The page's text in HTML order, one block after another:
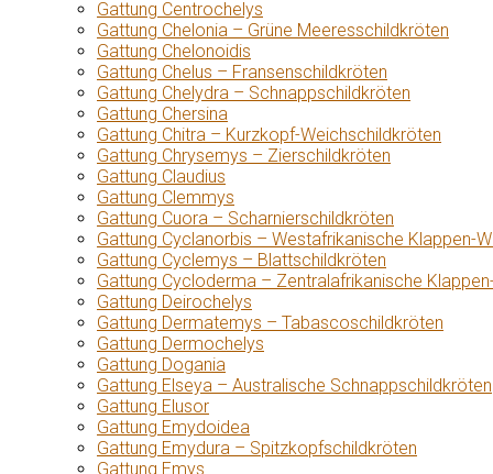
Gattung Centrochelys
Gattung Chelonia – Grüne Meeresschildkröten
Gattung Chelonoidis
Gattung Chelus – Fransenschildkröten
Gattung Chelydra – Schnappschildkröten
Gattung Chersina
Gattung Chitra – Kurzkopf-Weichschildkröten
Gattung Chrysemys – Zierschildkröten
Gattung Claudius
Gattung Clemmys
Gattung Cuora – Scharnierschildkröten
Gattung Cyclanorbis – Westafrikanische Klappen-
Gattung Cyclemys – Blattschildkröten
Gattung Cycloderma – Zentralafrikanische
Gattung Deirochelys
Gattung Dermatemys – Tabascoschildkröten
Gattung Dermochelys
Gattung Dogania
Gattung Elseya – Australische Schnappschildkröten
Gattung Elusor
Gattung Emydoidea
Gattung Emydura – Spitzkopfschildkröten
Gattung Emys